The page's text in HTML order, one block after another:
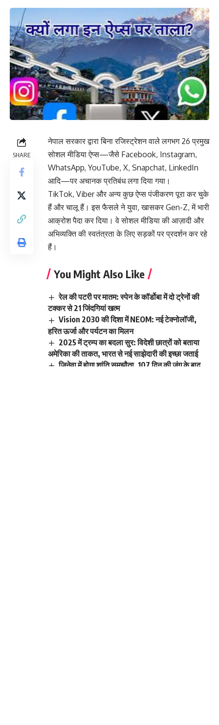
SHARE
नेपाल सरकार द्वारा बिना रजिस्ट्रेशन वाले लगभग 26 प्रमुख
सोशल मीडिया ऐप्स—जैसे Facebook, Instagram,
WhatsApp, YouTube, X, Snapchat, LinkedIn
आदि—पर अचानक प्रतिबंध लगा दिया गया।
TikTok, Viber और अन्य कुछ ऐप्स पंजीकरण पूरा कर चुके
हैं और चालू हैं। इस फैसले ने युवा, खासकर Gen-Z, में भारी
आक्रोश पैदा कर दिया। वे सोशल मीडिया की आज़ादी और
अभिव्यक्ति की स्वतंत्रता के लिए सड़कों पर प्रदर्शन कर रहे
हैं।
You Might Also Like
रेल की पटरी पर मातम: स्पेन के कॉर्डोबा में दो ट्रेनों की
टक्कर से 21 जिंदगियां खत्म
Vision 2030 की दिशा में NEOM: नई टेक्नोलॉजी,
हरित ऊर्जा और पर्यटन का मिलन
2025 में ट्रम्प का बदला सुर: विदेशी छात्रों को बताया
अमेरिका की ताकत, भारत से नई साझेदारी की इच्छा जताई
जिनेवा में होगा शांति समझौता, 107 दिन की जंग के बाद